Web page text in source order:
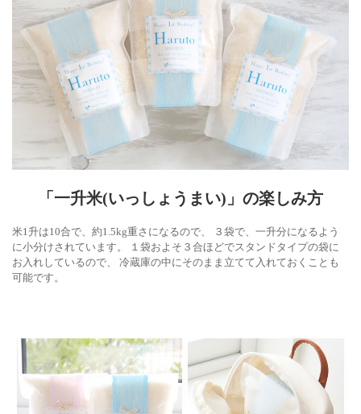
「一升米(いっしょうまい)」の楽しみ方
米1升は10合で、約1.5kg重さになるので、 ３袋で、一升分になるよう
に小分けされています。 １袋およそ３合ほどでスタンドタイプの袋に
お入れしているので、 冷蔵庫の中にそのまま立てて入れておくことも
可能です。